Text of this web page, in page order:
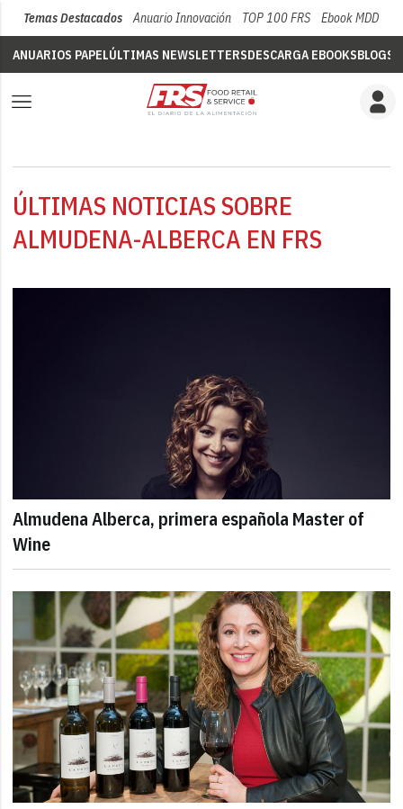
Temas Destacados Anuario Innovación TOP 100 FRS Ebook MDD
ANUARIOS PAPELÚLTIMAS NEWSLETTERSDESCARGA EBOOKSBLOGS
ÚLTIMAS NOTICIAS SOBRE
ALMUDENA-ALBERCA EN FRS
Almudena Alberca, primera española Master of
Wine